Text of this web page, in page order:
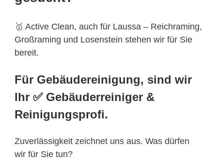
🥇 Active Clean, auch für Laussa – Reichraming,
Großraming und Losenstein stehen wir für Sie
bereit.
Für Gebäudereinigung, sind wir
Ihr ✅ Gebäuderreiniger &
Reinigungsprofi.
Zuverlässigkeit zeichnet uns aus. Was dürfen
wir für Sie tun?